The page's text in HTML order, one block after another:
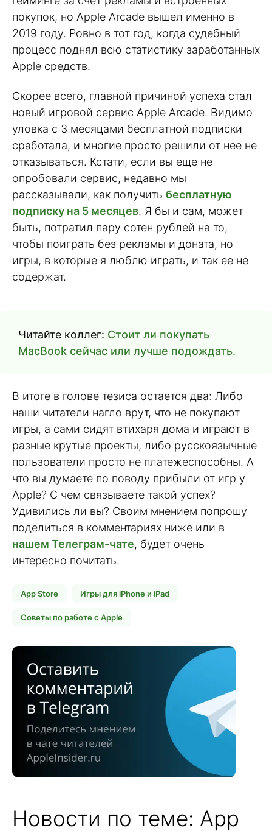
покупок, но Apple Arcade вышел именно в
2019 году. Ровно в тот год, когда судебный
процесс поднял всю статистику заработанных
Apple средств.
Скорее всего, главной причиной успеха стал
новый игровой сервис Apple Arcade. Видимо
уловка с 3 месяцами бесплатной подписки
сработала, и многие просто решили от нее не
отказываться. Кстати, если вы еще не
опробовали сервис, недавно мы
рассказывали, как получить бесплатную
подписку на 5 месяцев. Я бы и сам, может
быть, потратил пару сотен рублей на то,
чтобы поиграть без рекламы и доната, но
игры, в которые я люблю играть, и так ее не
содержат.
Читайте коллег: Стоит ли покупать
MacBook сейчас или лучше подождать.
В итоге в голове тезиса остается два: Либо
наши читатели нагло врут, что не покупают
игры, а сами сидят втихаря дома и играют в
разные крутые проекты, либо русскоязычные
пользователи просто не платежеспособны. А
что вы думаете по поводу прибыли от игр у
Apple? С чем связываете такой успех?
Удивились ли вы? Своим мнением попрошу
поделиться в комментариях ниже или в
нашем Телеграм-чате, будет очень
интересно почитать.
App Store Игры для iPhone и iPad
Советы по работе с Apple
Новости по теме: App